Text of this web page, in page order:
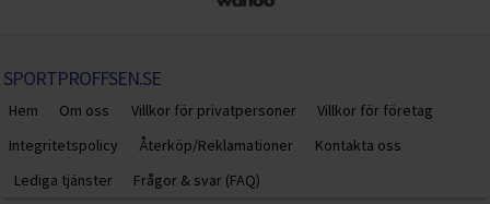
SPORTPROFFSEN.SE
Hem Om oss Villkor för privatpersoner
Villkor för företag
Integritetspolicy
Återköp/Reklamationer
Kontakta oss
Lediga tjänster
Frågor & svar (FAQ)